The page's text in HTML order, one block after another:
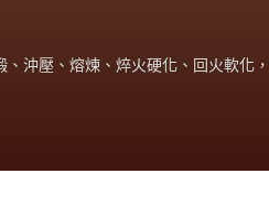
沖壓、熔煉、焠火硬化、回火軟化
電量 適用於焊接、熱鍛、沖壓、熔